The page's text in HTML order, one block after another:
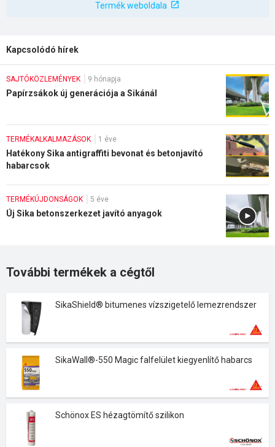
Termék weboldala
Kapcsolódó hírek
SAJTÓKÖZLEMÉNYEK 9 hónapja
Papírzsákok új generációja a Sikánál
TERMÉKALKALMAZÁSOK 1 éve
Hatékony Sika antigraffiti bevonat és betonjavító
habarcsok
TERMÉKÚJDONSÁGOK 5 éve
Új Sika betonszerkezet javító anyagok
További termékek a cégtől
SikaShield® bitumenes vízszigetelő lemezrendszer
SikaWall®-550 Magic falfelület kiegyenlítő habarcs
Schönox ES hézagtömítő szilikon